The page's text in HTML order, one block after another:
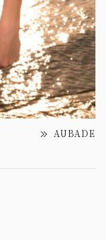
AUBADE